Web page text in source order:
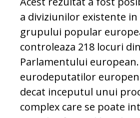
a diviziunilor existente
grupului popular
controleaza 218 locuri
Parlamentului
eurodeputatilor
decat inceputul unui
complex care se poate